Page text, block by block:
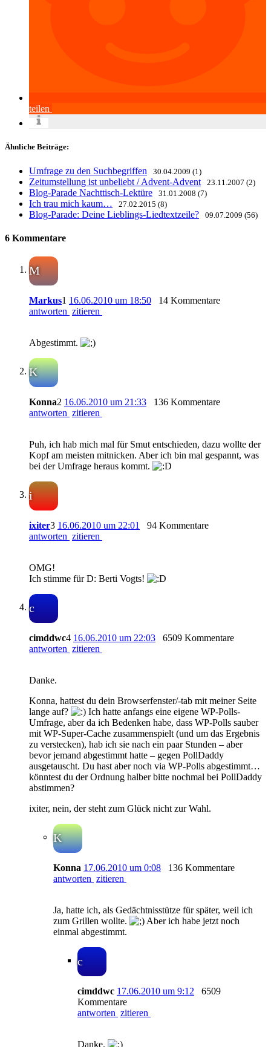
teilen
Ähnliche Beiträge:
Umfrage zu den Suchbegriffen 30.04.2009 (1)
Zeitumstellung ist unbeliebt / Advent-Advent 23.11.2007 (2)
Blog-Parade Nachttisch-Lektüre 31.01.2008 (7)
Ich trau mich kaum… 27.02.2015 (8)
Blog-Parade: Deine Lieblings-Liedtextzeile? 09.07.2009 (56)
6 Kommentare
M
Markus1 16.06.2010 um 18:50
14 Kommentare
antworten zitieren
Abgestimmt.
K
Konna2 16.06.2010 um 21:33
136 Kommentare
antworten zitieren
Puh, ich hab mich mal für Smut entschieden, dazu wollte der
Kopf am meisten mitnicken. Aber ich bin mal gespannt, was
bei der Umfrage heraus kommt.
i
ixiter3 16.06.2010 um 22:01
94 Kommentare
antworten zitieren
OMG!
Ich stimme für D: Berti Vogts!
c
cimddwc4 16.06.2010 um 22:03
6509 Kommentare
antworten zitieren
Danke.
Konna, hattest du dein Browserfenster/-tab mit meiner Seite
lange auf?
Ich hatte anfangs eine eigene WP-Polls-
Umfrage, aber da ich Bedenken habe, dass WP-Polls sauber
mit WP-Super-Cache zusammenspielt (und um das Ergebnis
zu verstecken), hab ich sie nach ein paar Stunden – aber
bevor jemand abgestimmt hatte – gegen PollDaddy
ausgetauscht. Du hast aber noch via WP-Polls abgestimmt…
könntest du der Ordnung halber bitte nochmal bei PollDaddy
abstimmen?
ixiter, nein, der steht zum Glück nicht zur Wahl.
K
Konna 17.06.2010 um 0:08
136 Kommentare
antworten zitieren
Ja, hatte ich, als Gedächtnisstütze für später, weil ich
zum Grillen wollte.
Aber ich habe jetzt noch
einmal abgestimmt.
c
cimddwc 17.06.2010 um 9:12
6509
Kommentare
antworten zitieren
Danke.